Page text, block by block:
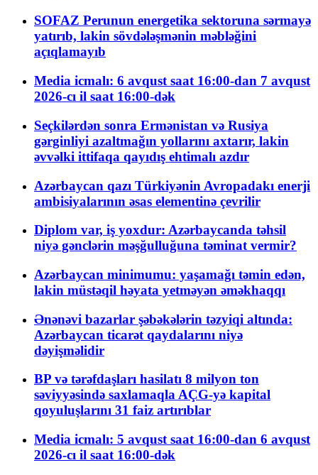
SOFAZ Perunun energetika sektoruna sərmayə
yatırıb, lakin sövdələşmənin məbləğini
açıqlamayıb
Media icmalı: 6 avqust saat 16:00-dan 7 avqust
2026-cı il saat 16:00-dək
Seçkilərdən sonra Ermənistan və Rusiya
gərginliyi azaltmağın yollarını axtarır, lakin
əvvəlki ittifaqa qayıdış ehtimalı azdır
Azərbaycan qazı Türkiyənin Avropadakı enerji
ambisiyalarının əsas elementinə çevrilir
Diplom var, iş yoxdur: Azərbaycanda təhsil
niyə gənclərin məşğulluğuna təminat vermir?
Azərbaycan minimumu: yaşamağı təmin edən,
lakin müstəqil həyata yetməyən əməkhaqqı
Ənənəvi bazarlar şəbəkələrin təzyiqi altında:
Azərbaycan ticarət qaydalarını niyə
dəyişməlidir
BP və tərəfdaşları hasilatı 8 milyon ton
səviyyəsində saxlamaqla AÇG-yə kapital
qoyuluşlarını 31 faiz artırıblar
Media icmalı: 5 avqust saat 16:00-dan 6 avqust
2026-cı il saat 16:00-dək